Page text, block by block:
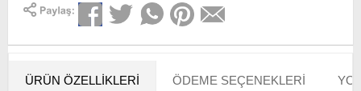
ÜRÜN ÖZELLIKLERI ÖDEME SEÇENEKLERI